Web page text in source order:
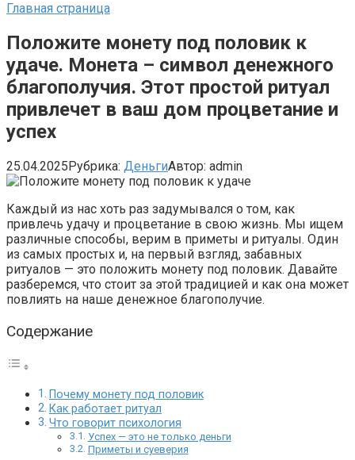
Главная страница
Положите монету под половик к
удаче. Монета – символ денежного
благополучия. Этот простой ритуал
привлечет в ваш дом процветание и
успех
25.04.2025Рубрика: ДеньгиАвтор: admin
Каждый из нас хоть раз задумывался о том, как
привлечь удачу и процветание в свою жизнь. Мы ищем
различные способы, верим в приметы и ритуалы. Один
из самых простых и, на первый взгляд, забавных
ритуалов — это положить монету под половик. Давайте
разберемся, что стоит за этой традицией и как она может
повлиять на наше денежное благополучие.
Содержание
Почему монету под половик
Как работает ритуал
Что говорит психология
Успех — это не только деньги
Приметы и суеверия